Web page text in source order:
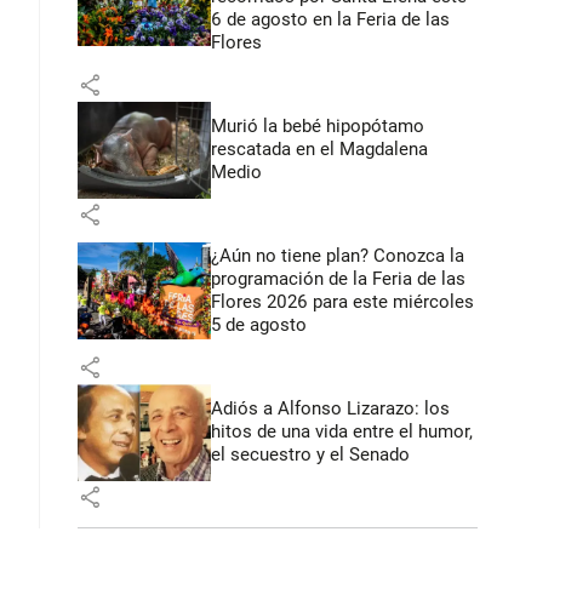
6 de agosto en la Feria de las
Flores
share
Murió la bebé hipopótamo
rescatada en el Magdalena
Medio
share
¿Aún no tiene plan? Conozca la
programación de la Feria de las
Flores 2026 para este miércoles
5 de agosto
share
Adiós a Alfonso Lizarazo: los
hitos de una vida entre el humor,
el secuestro y el Senado
share